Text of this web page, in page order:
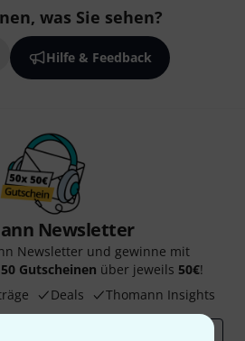
was Sie sehen?
Hilfe & Feedback
Newsletter
Newsletter und gewinne mit
50 Gutscheinen über jeweils 50€!
Deals Thomann Insights